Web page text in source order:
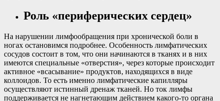
Роль «периферических сердец»
На нарушении лимфообращения при хронической боли в
ногах остановимся подробнее. Особенность лимфатических
сосудов состоит в том, что они начинаются в тканях и в них
имеются специальные «отверстия», через которые происходит
активное «всасывание» продуктов, находящихся в виде
коллоидов. То есть именно лимфатические капилляры
осуществляют истинный дренаж тканей. Но ток лимфы
поддерживается не нагнетающим действием какого-то органа